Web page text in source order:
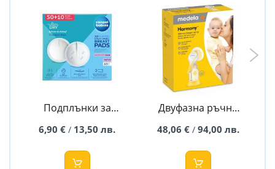
Подплънки за
CANPOL
6,90 € / 13,50 лв.
Двуфазна ръчна
HARMONY -
48,06 €/ 94,00 лв.